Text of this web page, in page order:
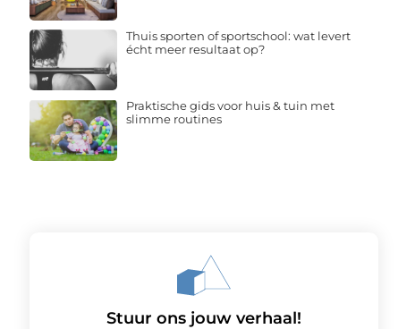
Thuis sporten of sportschool: wat levert
écht meer resultaat op?
Praktische gids voor huis & tuin met
slimme routines
Stuur ons jouw verhaal!